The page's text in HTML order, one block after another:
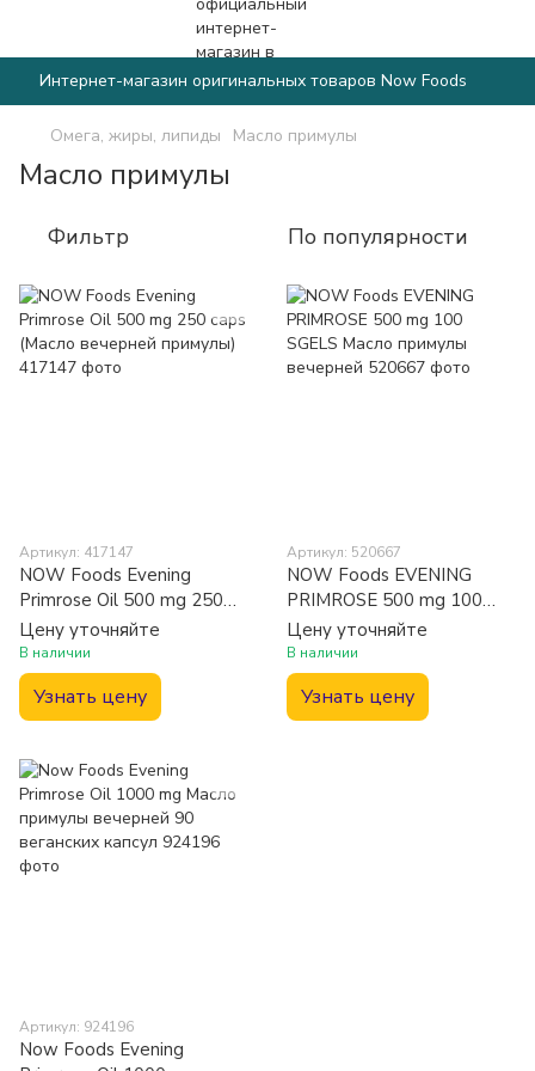
Интернет-магазин оригинальных товаров Now Foods
Омега, жиры, липиды Масло примулы
Масло примулы
Фильтр По популярности
Артикул: 417147
NOW Foods Evening
Primrose Oil 500 mg 250
caps (Масло вечерней
примулы)
Цену уточняйте
В наличии
Узнать цену
Артикул: 520667
NOW Foods EVENING
PRIMROSE 500 mg 100
SGELS Масло примулы
вечерней
Цену уточняйте
В наличии
Узнать цену
Артикул: 924196
Now Foods Evening